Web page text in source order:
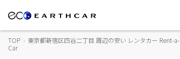
TOP › 東京都新宿区四谷二丁目 周辺の安い レンタカー Rent-a-
Car